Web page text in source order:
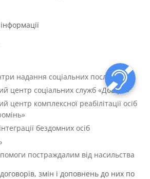
надання соціальних послуг
центр соціальних служб «Довіра»
центр комплексної реабілітації осіб
бездомних осіб
постраждалим від насильства
змін і доповнень до них по